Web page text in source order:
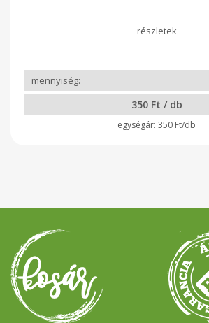
350 Ft / db
350 Ft/db